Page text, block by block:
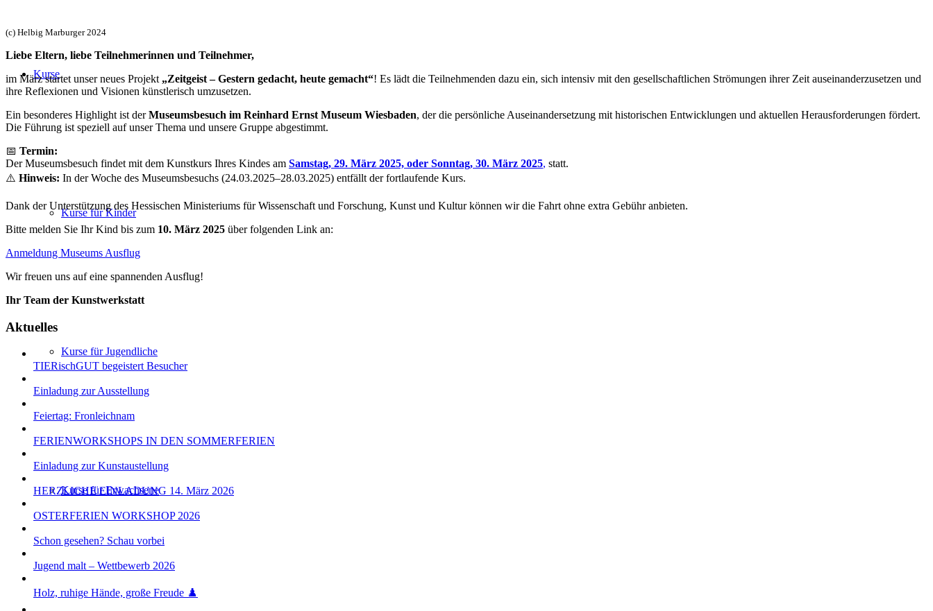
Kurse
Kurse für Kinder
Kurse für Jugendliche
Kurse für Erwachsene
(c) Helbig Marburger 2024
Liebe Eltern, liebe Teilnehmerinnen und Teilnehmer,
im März startet unser neues Projekt „Zeitgeist – Gestern gedacht, heute gemacht“! Es lädt die Teilnehmenden dazu ein, sich intensiv mit den gesellschaftlichen Strömungen ihrer Zeit auseinanderzusetzen und
ihre Reflexionen und Visionen künstlerisch umzusetzen.
Ein besonderes Highlight ist derMuseumsbesuch im Reinhard Ernst Museum Wiesbaden, der die persönliche Auseinandersetzung mit historischen Entwicklungen und aktuellen Herausforderungen fördert.
Die Führung ist speziell auf unser Thema und unsere Gruppe abgestimmt.
📅 Termin:
Der Museumsbesuch findet mit dem Kunstkurs Ihres Kindes am Samstag, 29. März 2025, oder Sonntag, 30. März 2025, statt.
⚠️ Hinweis: In der Woche des Museumsbesuchs (24.03.2025–28.03.2025) entfällt der fortlaufende Kurs.
Dank der Unterstützung des Hessischen Ministeriums für Wissenschaft und Forschung, Kunst und Kultur können wir die Fahrt ohne extra Gebühr anbieten.
Bitte melden Sie Ihr Kind bis zum 10. März 2025 über folgenden Link an:
Anmeldung Museums Ausflug
Wir freuen uns auf eine spannenden Ausflug!
Ihr Team der Kunstwerkstatt
Aktuelles
TIERischGUT begeistert Besucher
Einladung zur Ausstellung
Feiertag: Fronleichnam
FERIENWORKSHOPS IN DEN SOMMERFERIEN
Einladung zur Kunstaustellung
HERZLICHE EINLADUNG 14. März 2026
OSTERFERIEN WORKSHOP 2026
Schon gesehen? Schau vorbei
Jugend malt – Wettbewerb 2026
Holz, ruhige Hände, große Freude ♟️